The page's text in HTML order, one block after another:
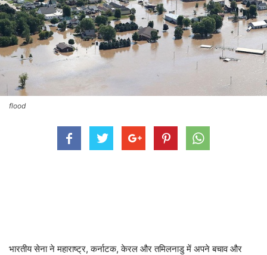
flood
भारतीय सेना ने महाराष्ट्र, कर्नाटक, केरल और तमिलनाडु में अपने बचाव और